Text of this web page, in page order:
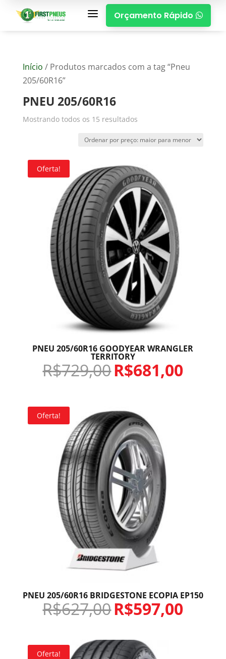
a Orçamento Rápido 
Início / Produtos marcados com a tag “Pneu
205/60R16”
PNEU 205/60R16
Mostrando todos os 15 resultados
Oferta!
PNEU 205/60R16 GOODYEAR WRANGLER
TERRITORY
R$729,00R$681,00
Oferta!
PNEU 205/60R16 BRIDGESTONE ECOPIA EP150
R$627,00R$597,00
Oferta!